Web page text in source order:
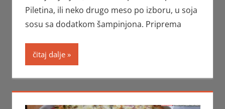
Piletina, ili neko drugo meso po izboru, u soja
sosu sa dodatkom šampinjona. Priprema
čitaj dalje